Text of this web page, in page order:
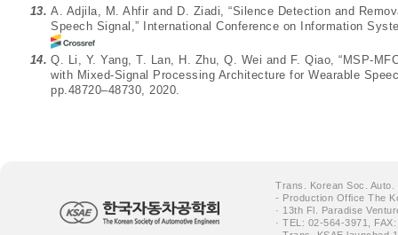
13. A. Adjila, M. Ahfir and D. Ziadi, “Silence Detection and
Speech Signal,” International Conference on Information
14. Q. Li, Y. Yang, T. Lan, H. Zhu, Q. Wei and F. Qiao, “MSP-
with Mixed-Signal Processing Architecture for Wearable
pp.48720–48730, 2020.
Trans. Korean Soc. Auto.
- Production Office The
· 13th Fl. Paradise
· TEL: 02-564-3971,